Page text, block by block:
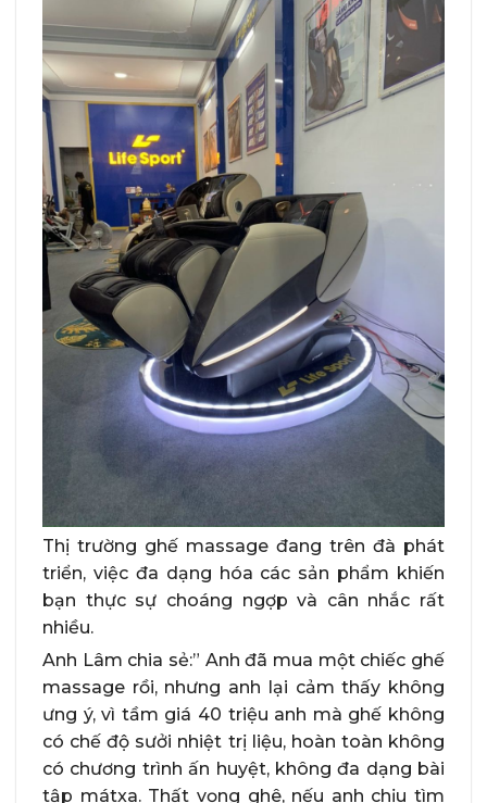
Thị trường ghế massage đang trên đà phát
triển, việc đa dạng hóa các sản phẩm khiến
bạn thực sự choáng ngợp và cân nhắc rất
nhiều.
Anh Lâm chia sẻ:” Anh đã mua một chiếc ghế
massage rồi, nhưng anh lại cảm thấy không
ưng ý, vì tầm giá 40 triệu anh mà ghế không
có chế độ sưởi nhiệt trị liệu, hoàn toàn không
có chương trình ấn huyệt, không đa dạng bài
tập mátxa. Thất vọng ghê, nếu anh chịu tìm